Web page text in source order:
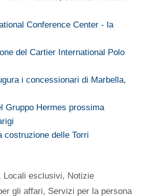
Conference Center - la
del Cartier International Polo
i concessionari di Marbella,
Gruppo Hermes prossima
costruzione delle Torri
Locali esclusivi, Notizie
gli affari, Servizi per la persona